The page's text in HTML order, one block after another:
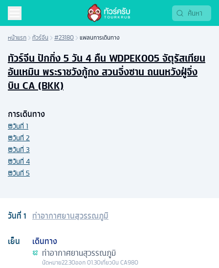
หน้าแรก ทัวร์จีน #23180 แพลนการเดินทาง
ทัวร์จีน ปักกิ่ง 5 วัน 4 คืน WDPEK005 จัตุรัสเทียน
อันเหมิน พระราชวังกู้กง สวนจิ่งซาน ถนนหวังฝู่จิ่ง
บิน CA (BKK)
วันที่1 ท่าอากาศยานสุวรรณภูมิ
เย็น
เดินทาง
ท่าอากาศยานสุวรรณภูมิ
นัดหมาย22.30ออก01.30เที่ยวบิน CA980
การเดินทาง
วันที่ 1
วันที่ 2
วันที่ 3
วันที่ 4
วันที่ 5